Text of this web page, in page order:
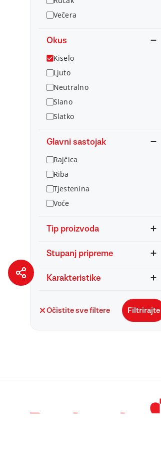
Večera
Okus
Kiselo
Ljuto
Neutralno
Slano
Slatko
Glavni sastojak
Rajčica
Riba
Tjestenina
Voće
Tip proizvoda
Stupanj pripreme
Karakteristike
Očistite sve filtere Filtrirajte